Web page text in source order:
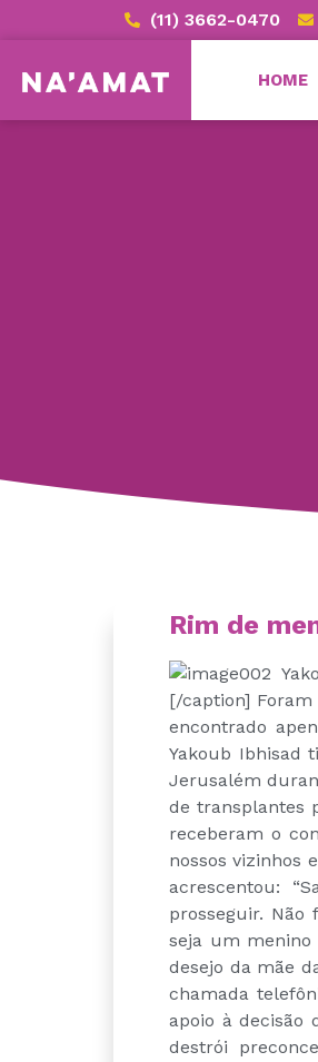
(11) 3662-0470
HOME
Rim de
[/caption]
encontrado
Yakoub Ibhisad
Jerusalém
de transplantes
receberam o
nossos vizinhos
acrescentou:
prosseguir.
seja um menino
desejo da mãe
chamada
apoio à decisão
destrói